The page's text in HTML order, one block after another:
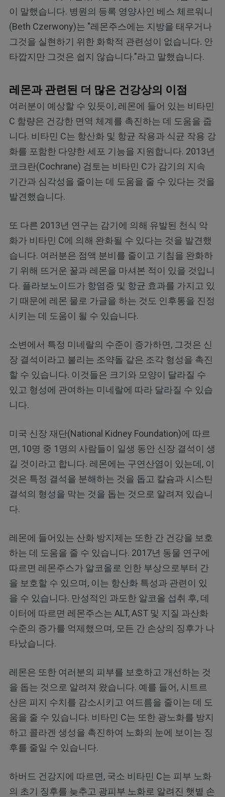
이 말했습니다. 병원의 등록 영양사인 베스 체르워니
(Beth Czerwony)는 "레몬주스에는 지방을 태우거나
그것을 실현하기 위한 화학적 관련성이 없습니다. 안
타깝지만 그것은 쉽지 않습니다."라고 말했습니다.
레몬과 관련된 더 많은 건강상의 이점
여러분이 예상할 수 있듯이, 레몬에 들어 있는 비타민
C 함량은 건강한 면역 체계를 촉진하는 데 도움을 줍
니다. 비타민 C는 항산화 및 항균 작용과 식균 작용 강
화를 포함한 다양한 세포 기능을 지원합니다. 2013년
코크란(Cochrane) 검토는 비타민 C가 감기의 지속
기간과 심각성을 줄이는 데 도움을 줄 수 있다는 것을
발견했습니다.
또 다른 2013년 연구는 감기에 의해 유발된 천식 악
화가 비타민 C에 의해 완화될 수 있다는 것을 발견했
습니다. 여러분은 점액 분비를 줄이고 기침을 완화하
기 위해 뜨거운 꿀과 레몬을 마셔본 적이 있을 것입니
다. 플라보노이드가 항염증 및 항균 효과를 가지고 있
기 때문에 레몬 물로 가글을 하는 것도 인후통을 진정
시키는 데 도움이 될 수 있습니다.
소변에서 특정 미네랄의 수준이 증가하면, 그것은 신
장 결석이라고 불리는 조약돌 같은 조각 형성을 촉진
할 수 있습니다. 이것들은 크기와 모양이 달라질 수
있고 형성에 관여하는 미네랄에 따라 달라질 수 있습
니다.
미국 신장 재단(National Kidney Foundation)에 따르
면, 10명 중 1명의 사람들이 일생 동안 신장 결석이 생
길 것이라고 합니다. 레몬에는 구연산염이 있는데, 이
것은 특정 결석을 분해하는 것을 돕고 칼슘과 시스틴
결석의 형성을 막는 것을 돕는 것으로 알려져 있습니
다.
레몬에 들어있는 산화 방지제는 또한 간 건강을 보호
하는 데 도움을 줄 수 있습니다. 2017년 동물 연구에
따르면 레몬주스가 알코올로 인한 부상으로부터 간
을 보호할 수 있으며, 이는 항산화 특성과 관련이 있
을 수 있습니다. 만성적인 과도한 알코올 섭취 후, 데
이터에 따르면 레몬주스는 ALT, AST 및 지질 과산화
수준의 증가를 억제했으며, 모든 간 손상의 징후가 나
타났습니다.
레몬은 또한 여러분의 피부를 보호하고 개선하는 것
을 돕는 것으로 알려져 왔습니다. 예를 들어, 시트르
산은 피지 수치를 감소시키고 여드름을 줄이는 데 도
움을 줄 수 있습니다. 비타민 C는 또한 광노화를 방지
하고 콜라겐 생성을 촉진하여 노화의 눈에 보이는 징
후를 줄일 수 있습니다.
하버드 건강지에 따르면, 국소 비타민 C는 피부 노화
의 초기 징후를 늦추고 광피부 노화로 알려진 햇볕 손